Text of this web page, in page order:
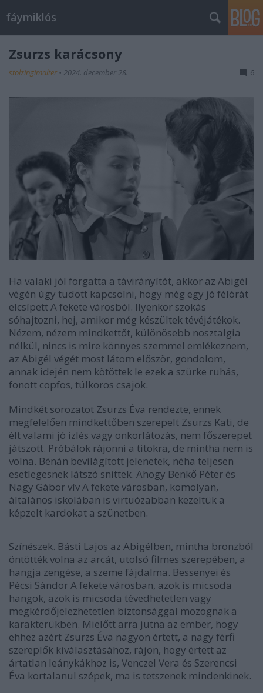
fáymiklós
Zsurzs karácsony
stolzingimalter • 2024. december 28. 6
Ha valaki jól forgatta a távirányítót, akkor az Abigél
végén úgy tudott kapcsolni, hogy még egy jó félórát
elcsípett A fekete városból. Ilyenkor szokás
sóhajtozni, hej, amikor még készültek tévéjátékok.
Nézem, nézem mindkettőt, különösebb nosztalgia
nélkül, nincs is mire könnyes szemmel emlékeznem,
az Abigél végét most látom először, gondolom,
annak idején nem kötöttek le ezek a szürke ruhás,
fonott copfos, túlkoros csajok.
Mindkét sorozatot Zsurzs Éva rendezte, ennek
megfelelően mindkettőben szerepelt Zsurzs Kati, de
élt valami jó ízlés vagy önkorlátozás, nem főszerepet
játszott. Próbálok rájönni a titokra, de mintha nem is
volna. Bénán bevilágított jelenetek, néha teljesen
esetlegesnek látszó snittek. Ahogy Benkő Péter és
Nagy Gábor vív A fekete városban, komolyan,
általános iskolában is virtuózabban kezeltük a
képzelt kardokat a szünetben.
Színészek. Básti Lajos az Abigélben, mintha bronzból
öntötték volna az arcát, utolsó filmes szerepében, a
hangja zengése, a szeme fájdalma. Bessenyei és
Pécsi Sándor A fekete városban, azok is micsoda
hangok, azok is micsoda tévedhetetlen vagy
megkérdőjelezhetetlen biztonsággal mozognak a
karakterükben. Mielőtt arra jutna az ember, hogy
ehhez azért Zsurzs Éva nagyon értett, a nagy férfi
szereplők kiválasztásához, rájön, hogy értett az
ártatlan leánykákhoz is, Venczel Vera és Szerencsi
Éva kortalanul szépek, ma is tetszenek mindenkinek.